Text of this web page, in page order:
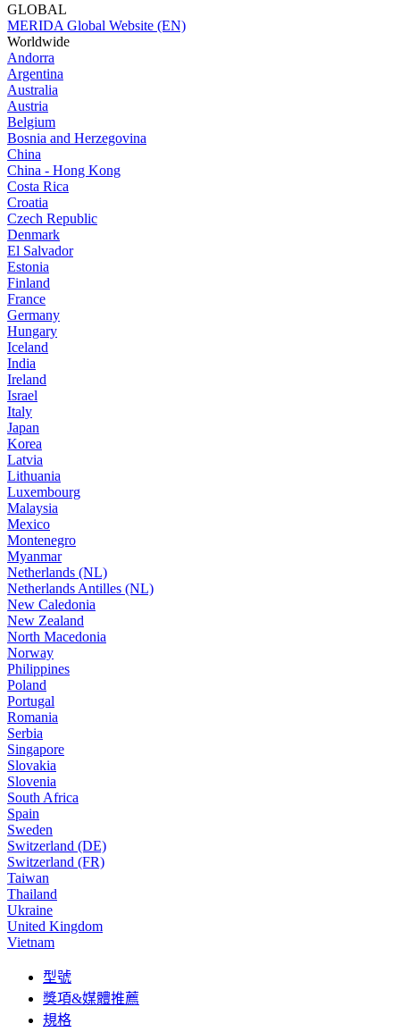
GLOBAL
MERIDA Global Website (EN)
Worldwide
Andorra
Argentina
Australia
Austria
Belgium
Bosnia and Herzegovina
China
China - Hong Kong
Costa Rica
Croatia
Czech Republic
Denmark
El Salvador
Estonia
Finland
France
Germany
Hungary
Iceland
India
Ireland
Israel
Italy
Japan
Korea
Latvia
Lithuania
Luxembourg
Malaysia
Mexico
Montenegro
Myanmar
Netherlands (NL)
Netherlands Antilles (NL)
New Caledonia
New Zealand
North Macedonia
Norway
Philippines
Poland
Portugal
Romania
Serbia
Singapore
Slovakia
Slovenia
South Africa
Spain
Sweden
Switzerland (DE)
Switzerland (FR)
Taiwan
Thailand
Ukraine
United Kingdom
Vietnam
型號
獎項&媒體推薦
規格